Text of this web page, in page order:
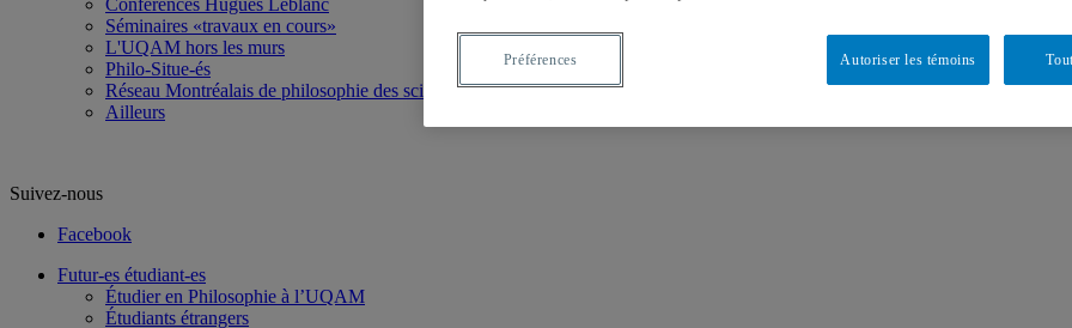
Conférences Hugues Leblanc
Séminaires «travaux en cours»
L'UQAM hors les murs
Philo-Situe-és
Réseau Montréalais de philosophie des sciences
Ailleurs
Suivez-nous
Facebook
Futur-es étudiant-es
Étudier en Philosophie à l’UQAM
Étudiants étrangers
Autoriser les témoins
Préférences